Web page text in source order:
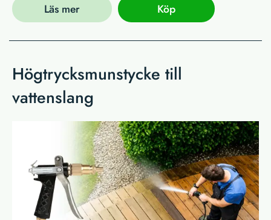
Läs mer Köp
Högtrycksmunstycke till
vattenslang